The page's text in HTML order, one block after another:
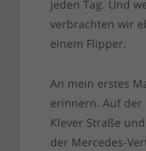
jeden Tag. Und
verbrachten wir
einem Flipper.
An mein erstes
erinnern. Auf der
Klever Straße
der Mercedes-